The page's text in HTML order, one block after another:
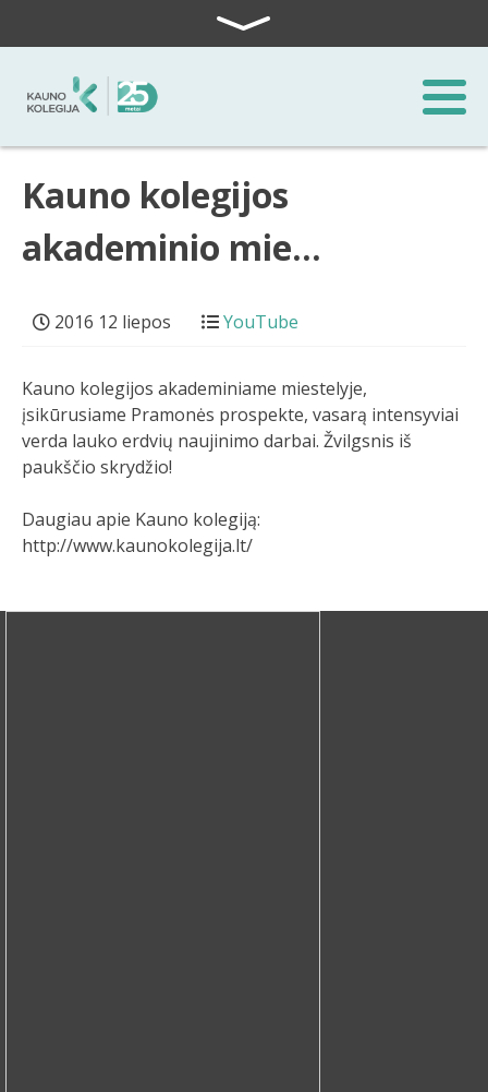
Kauno kolegijos
akademinio mie…
2016 12 liepos YouTube
Kauno kolegijos akademiniame miestelyje,
įsikūrusiame Pramonės prospekte, vasarą intensyviai
verda lauko erdvių naujinimo darbai. Žvilgsnis iš
paukščio skrydžio!
Daugiau apie Kauno kolegiją:
http://www.kaunokolegija.lt/